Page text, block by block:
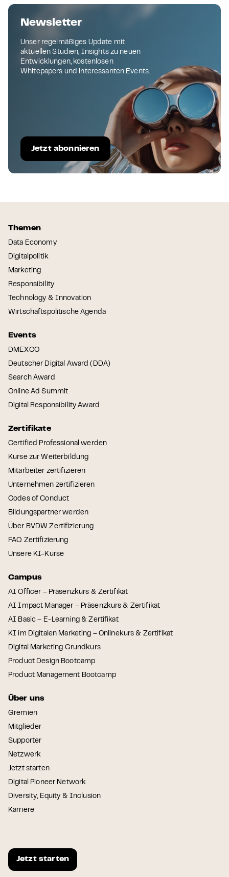
Newsletter
Unser regelmäßiges Update mit
aktuellen Studien, Insights zu neuen
Entwicklungen, kostenlosen
Whitepapers und interessanten Events.
Jetzt abonnieren
Themen
Data Economy
Digitalpolitik
Marketing
Responsibility
Technology & Innovation
Wirtschaftspolitische Agenda
Events
DMEXCO
Deutscher Digital Award (DDA)
Search Award
Online Ad Summit
Digital Responsibility Award
Zertifikate
Certified Professional werden
Kurse zur Weiterbildung
Mitarbeiter zertifizieren
Unternehmen zertifizieren
Codes of Conduct
Bildungspartner werden
Über BVDW Zertifizierung
FAQ Zertifizierung
Unsere KI-Kurse
Campus
AI Officer – Präsenzkurs & Zertifikat
AI Impact Manager – Präsenzkurs & Zertifikat
AI Basic – E-Learning & Zertifikat
KI im Digitalen Marketing – Onlinekurs & Zertifikat
Digital Marketing Grundkurs
Product Design Bootcamp
Product Management Bootcamp
Über uns
Gremien
Mitglieder
Supporter
Netzwerk
Jetzt starten
Digital Pioneer Network
Diversity, Equity & Inclusion
Karriere
Jetzt starten